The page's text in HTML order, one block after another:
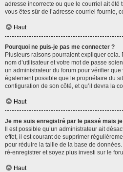
adresse incorrecte ou que le courriel ait été
vous êtes sûr de l’adresse courriel fournie,
Haut
Pourquoi ne puis-je pas me connecter ?
Plusieurs raisons pourraient expliquer cela.
nom d’utilisateur et votre mot de passe
un administrateur du forum pour vérifier que
également possible que le propriétaire du
configuration de son côté, et qu’il devra la
Haut
Je me suis enregistré par le passé mais
Il est possible qu’un administrateur ait
effet, il est courant de supprimer
pour réduire la taille de la base de
ré-enregistrer et soyez plus investi sur le
Haut